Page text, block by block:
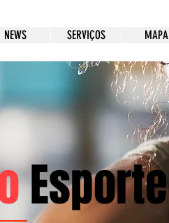
NEWS SERVIÇOS MAPA
Esporte